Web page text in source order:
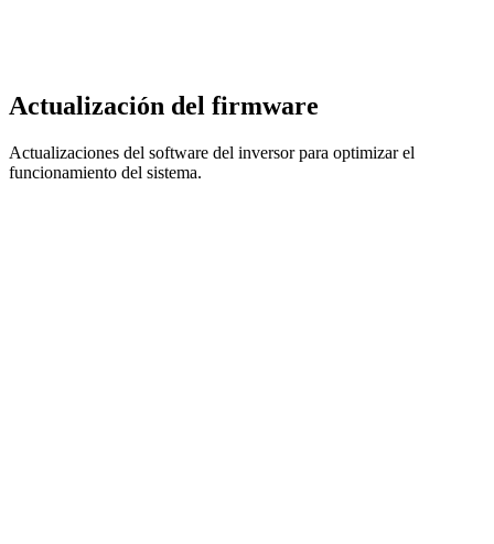
Actualización del firmware
Actualizaciones del software del inversor para optimizar el
funcionamiento del sistema.